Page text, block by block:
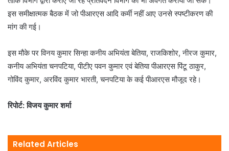
इस समीक्षात्मक बैठक में जो पीआरएस आदि कर्मी नहीं आए उनसे स्पष्टीकरण की
मांग की गई।
इस मौके पर विनय कुमार सिन्हा कनीय अभियंता बेतिया, राजकिशोर, नीरज कुमार,
कनीय अभियंता चनपटिया, पीटीए पवन कुमार एवं बेतिया पीआरएस पिंटू ठाकुर,
गोविंद कुमार, अरविंद कुमार भारती, चनपटिया के कई पीआरएस मौजूद रहे।
रिपोर्ट: विजय कुमार शर्मा
Related Articles